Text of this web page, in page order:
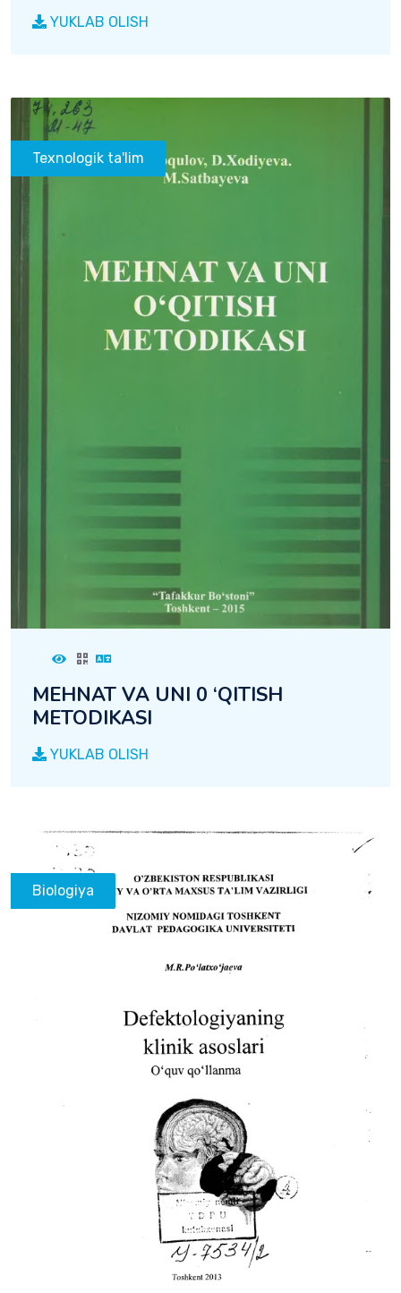
YUKLAB OLISH
Texnologik ta'lim
MEHNAT VA UNI 0 ‘QITISH
METODIKASI
YUKLAB OLISH
Biologiya